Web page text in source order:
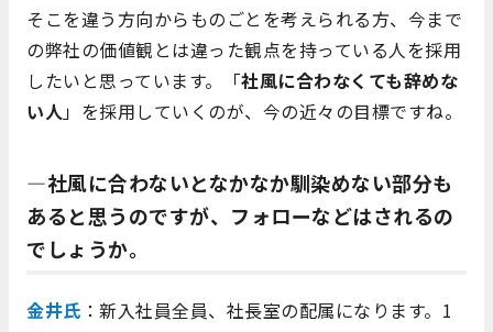
そこを違う方向からものごとを考えられる方、今まで
の弊社の価値観とは違った観点を持っている人を採用
したいと思っています。「社風に合わなくても辞めな
い人 」を採用していくのが、今の近々の目標ですね。
―社風に合わないとなかなか馴染めない部分も
あると思うのですが、フォローなどはされるの
でしょうか。
金井氏 ：新入社員全員、社長室の配属になります。1